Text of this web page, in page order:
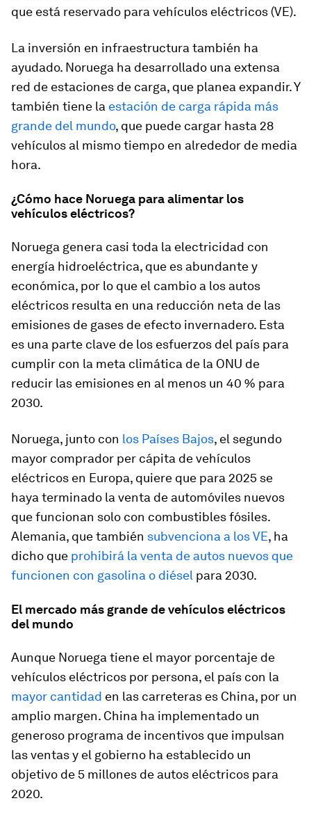
que está reservado para vehículos eléctricos (VE).
La inversión en infraestructura también ha
ayudado. Noruega ha desarrollado una extensa
red de estaciones de carga, que planea expandir. Y
también tiene la estación de carga rápida más
grande del mundo, que puede cargar hasta 28
vehículos al mismo tiempo en alrededor de media
hora.
¿Cómo hace Noruega para alimentar los
vehículos eléctricos?
Noruega genera casi toda la electricidad con
energía hidroeléctrica, que es abundante y
económica, por lo que el cambio a los autos
eléctricos resulta en una reducción neta de las
emisiones de gases de efecto invernadero. Esta
es una parte clave de los esfuerzos del país para
cumplir con la meta climática de la ONU de
reducir las emisiones en al menos un 40 % para
2030.
Noruega, junto con los Países Bajos, el segundo
mayor comprador per cápita de vehículos
eléctricos en Europa, quiere que para 2025 se
haya terminado la venta de automóviles nuevos
que funcionan solo con combustibles fósiles.
Alemania, que también subvenciona a los VE, ha
dicho que prohibirá la venta de autos nuevos que
funcionen con gasolina o diésel para 2030.
El mercado más grande de vehículos eléctricos
del mundo
Aunque Noruega tiene el mayor porcentaje de
vehículos eléctricos por persona, el país con la
mayor cantidad en las carreteras es China, por un
amplio margen. China ha implementado un
generoso programa de incentivos que impulsan
las ventas y el gobierno ha establecido un
objetivo de 5 millones de autos eléctricos para
2020.